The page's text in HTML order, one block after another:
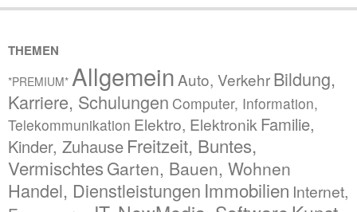
THEMEN
*PREMIUM* Allgemein Auto, VerkehrBildung,
Karriere, Schulungen Computer, Information,
Telekommunikation Elektro, Elektronik Familie,
Kinder, Zuhause Freitzeit, Buntes,
Vermischtes Garten, Bauen, Wohnen
Handel, Dienstleistungen Immobilien Internet,